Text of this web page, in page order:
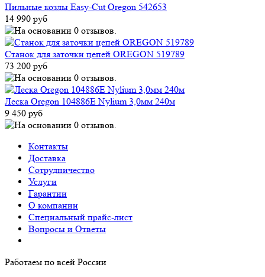
Пильные козлы Easy-Cut Oregon 542653
14 990 руб
Станок для заточки цепей OREGON 519789
73 200 руб
Леска Oregon 104886E Nylium 3,0мм 240м
9 450 руб
Контакты
Доставка
Сотрудничество
Услуги
Гарантии
О компании
Специальный прайс-лист
Вопросы и Ответы
Работаем по всей России